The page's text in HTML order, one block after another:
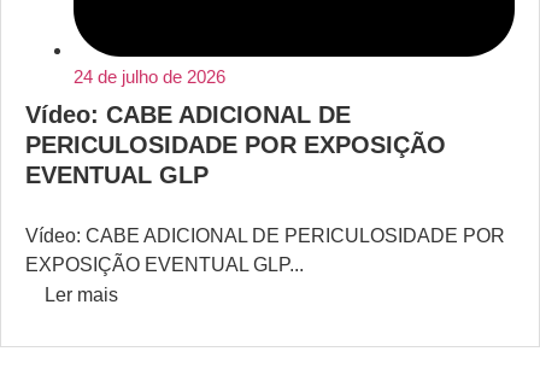
24 de julho de 2026
Vídeo: CABE ADICIONAL DE
PERICULOSIDADE POR EXPOSIÇÃO
EVENTUAL GLP
Vídeo: CABE ADICIONAL DE PERICULOSIDADE POR
EXPOSIÇÃO EVENTUAL GLP...
Ler mais